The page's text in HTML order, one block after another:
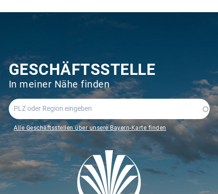
GESCHÄFTSSTELLE
In meiner Nähe finden
Alle Geschäftsstellen über unsere Bayern-Karte finden